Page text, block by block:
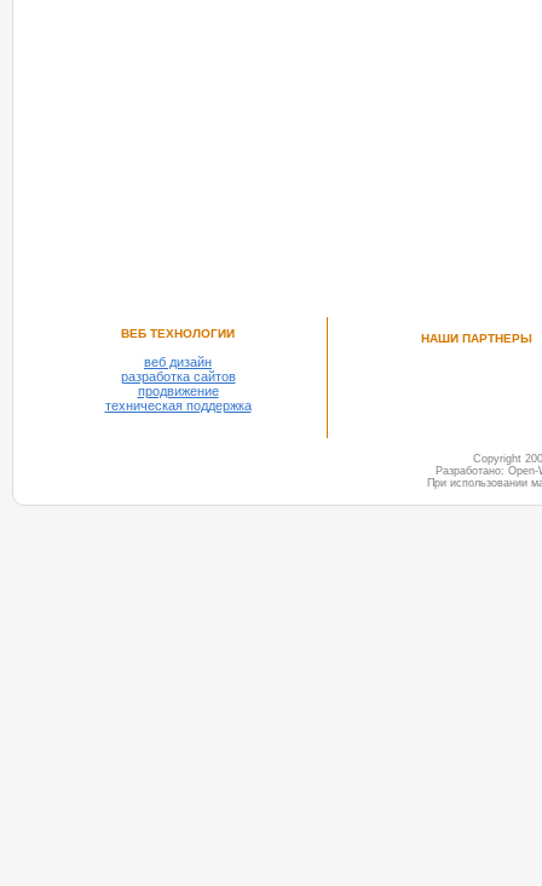
ВЕБ ТЕХНОЛОГИИ
веб дизайн
разработка сайтов
продвижение
техническая поддержка
НАШИ ПАРТНЕРЫ
Copyright
Разработано:
При использовании